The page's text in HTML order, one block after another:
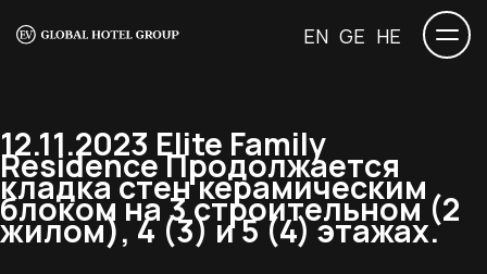
EN GE HE
12.11.2023 Elite Family
Residence Продолжается
кладка стен керамическим
блоком на 3 строительном (2
жилом), 4 (3) и 5 (4) этажах.